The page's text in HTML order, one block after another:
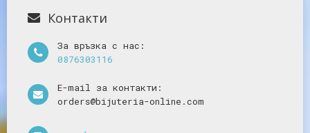
Контакти
За връзка с нас:
0876303116
E-mail за контакти:
orders@bijuteria-online.com